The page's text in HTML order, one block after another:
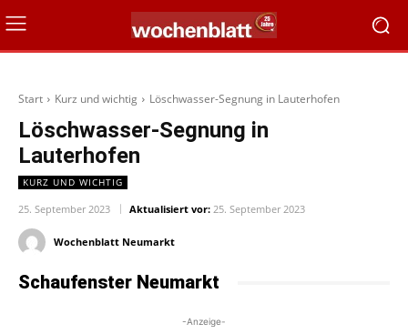
Start Kurz und wichtig Löschwasser-Segnung in Lauterhofen
Löschwasser-Segnung in
Lauterhofen
KURZ UND WICHTIG
25. September 2023 Aktualisiert vor: 25. September 2023
Wochenblatt Neumarkt
Schaufenster Neumarkt
-Anzeige-